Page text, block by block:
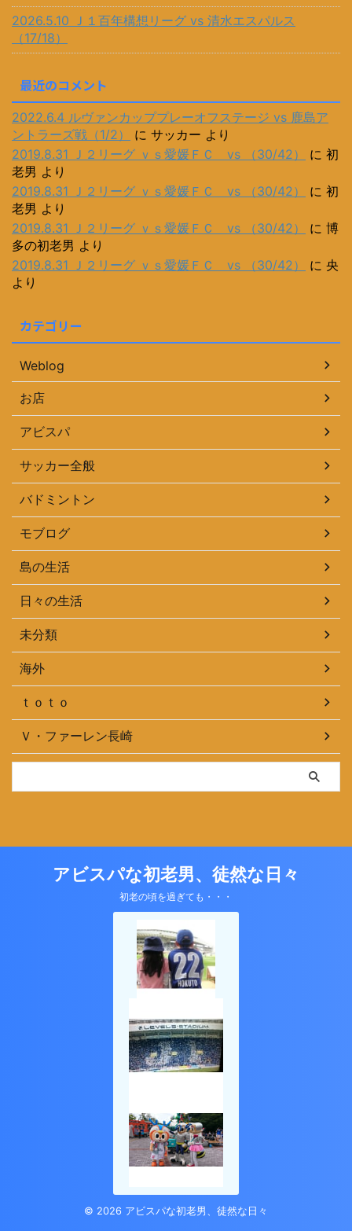
2026.5.10 Ｊ１百年構想リーグ vs 清水エスパルス
（17/18）
最近のコメント
2022.6.4 ルヴァンカッププレーオフステージ vs 鹿島ア
ントラーズ戦（1/2）
に サッカー より
2019.8.31 Ｊ２リーグ ｖｓ愛媛ＦＣ vs （30/42）
に 初
老男 より
2019.8.31 Ｊ２リーグ ｖｓ愛媛ＦＣ vs （30/42）
に 初
老男 より
2019.8.31 Ｊ２リーグ ｖｓ愛媛ＦＣ vs （30/42）
に 博
多の初老男 より
2019.8.31 Ｊ２リーグ ｖｓ愛媛ＦＣ vs （30/42）
に 央
より
カテゴリー
Weblog
お店
アビスパ
サッカー全般
バドミントン
モブログ
島の生活
日々の生活
未分類
海外
ｔｏｔｏ
Ｖ・ファーレン長崎
アビスパな初老男、徒然な日々
初老の頃を過ぎても・・・
© 2026 アビスパな初老男、徒然な日々